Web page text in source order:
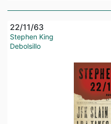
22/11/63
Stephen King
Debolsillo